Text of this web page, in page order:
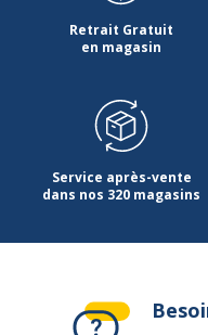
Retrait Gratuit
en magasin
Service après-vente
dans nos 320 magasins